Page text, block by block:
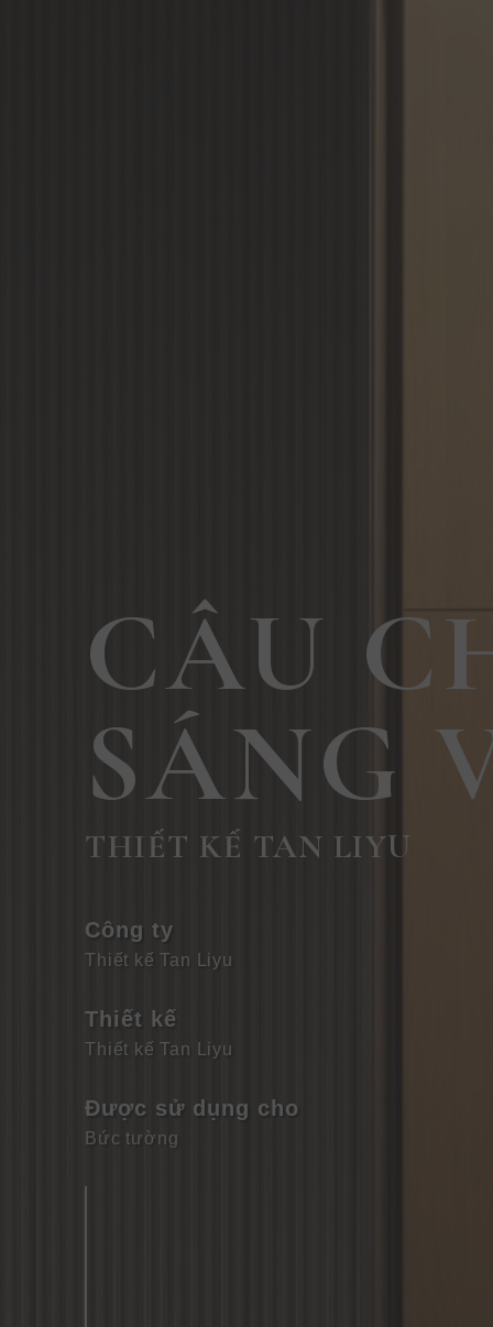
CÂU
SÁNG
THIẾT KẾ TAN LIYU
Công ty
Thiết kế Tan Liyu
Thiết kế
Thiết kế Tan Liyu
Được sử dụng cho
Bức tường